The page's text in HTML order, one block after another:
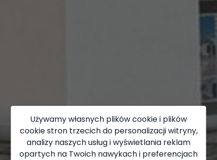
Używamy własnych plików cookie i plików
cookie stron trzecich do personalizacji witryny,
analizy naszych usług i wyświetlania reklam
opartych na Twoich nawykach i preferencjach